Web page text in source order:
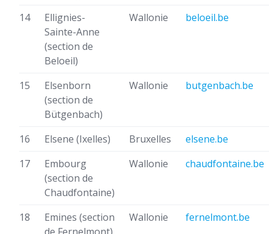
14
Ellignies-
Sainte-Anne
(section de
Beloeil)
Wallonie beloeil.be
15
Elsenborn
(section de
Bütgenbach)
Wallonie butgenbach.be
16 Elsene (Ixelles) Bruxelles
elsene.be
17
Embourg
(section de
Chaudfontaine)
Wallonie chaudfontaine.be
18 Emines (section
Wallonie fernelmont.be